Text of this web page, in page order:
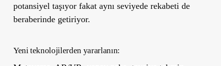
potansiyel taşıyor fakat aynı seviyede rekabeti de
beraberinde getiriyor.
Yeni teknolojilerden yararlanın: